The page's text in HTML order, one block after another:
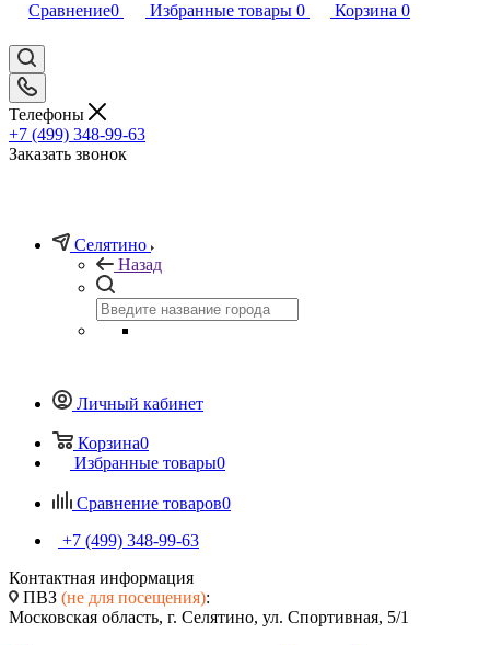
Сравнение0 Избранные товары 0 Корзина 0
Телефоны
+7 (499) 348-99-63
Заказать звонок
Селятино
Назад
Личный кабинет
Корзина0
Избранные товары0
Сравнение товаров0
+7 (499) 348-99-63
Контактная информация
ПВЗ (не для посещения):
Московская область, г. Селятино, ул. Спортивная, 5/1